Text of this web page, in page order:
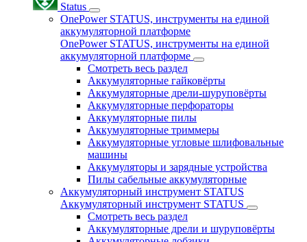
Status
OnePower STATUS, инструменты на единой
аккумуляторной платформе
OnePower STATUS, инструменты на единой
аккумуляторной платформе
Смотреть весь раздел
Аккумуляторные гайковёрты
Аккумуляторные дрели-шуруповёрты
Аккумуляторные перфораторы
Аккумуляторные пилы
Аккумуляторные триммеры
Аккумуляторные угловые шлифовальные
машины
Аккумуляторы и зарядные устройства
Пилы сабельные аккумуляторные
Аккумуляторный инструмент STATUS
Аккумуляторный инструмент STATUS
Смотреть весь раздел
Аккумуляторные дрели и шуруповёрты